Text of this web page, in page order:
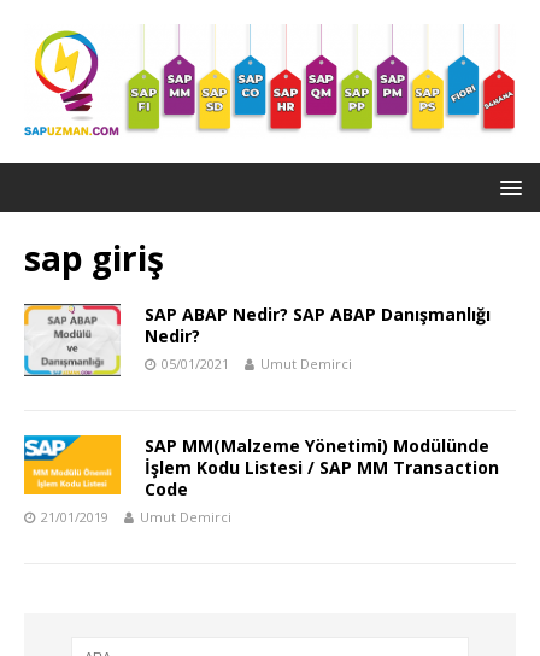
sap giriş
SAP ABAP Nedir? SAP ABAP Danışmanlığı
Nedir?
05/01/2021 Umut Demirci
SAP MM(Malzeme Yönetimi) Modülünde
İşlem Kodu Listesi / SAP MM Transaction
Code
21/01/2019 Umut Demirci